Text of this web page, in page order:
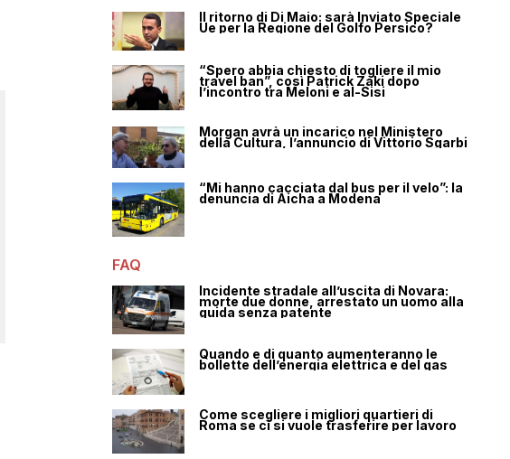
Il ritorno di Di Maio: sarà Inviato Speciale
Ue per la Regione del Golfo Persico?
“Spero abbia chiesto di togliere il mio
travel ban”, così Patrick Zaki dopo
l’incontro tra Meloni e al-Sisi
Morgan avrà un incarico nel Ministero
della Cultura, l’annuncio di Vittorio Sgarbi
“Mi hanno cacciata dal bus per il velo”: la
denuncia di Aicha a Modena
FAQ
Incidente stradale all’uscita di Novara:
morte due donne, arrestato un uomo alla
guida senza patente
Quando e di quanto aumenteranno le
bollette dell’energia elettrica e del gas
Come scegliere i migliori quartieri di
Roma se ci si vuole trasferire per lavoro